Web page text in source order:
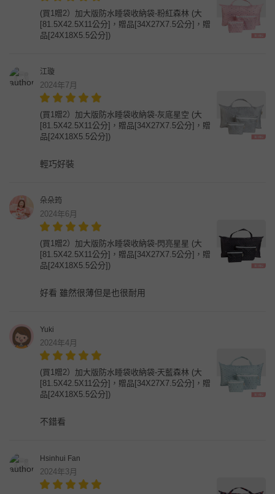
(買1贈2）加大版防水睡袋收納袋-粉紅森林 (大
[81.5X42.5X11公分]，贈品[34X27X7.5公分]，贈
品[24X18X5.5公分])
江璇
2024年7月
(買1贈2）加大版防水睡袋收納袋-灰底星空 (大
[81.5X42.5X11公分]，贈品[34X27X7.5公分]，贈
品[24X18X5.5公分])
輕巧好裝
朵朵筠
2024年6月
(買1贈2）加大版防水睡袋收納袋-閃亮星星 (大
[81.5X42.5X11公分]，贈品[34X27X7.5公分]，贈
品[24X18X5.5公分])
好看 雖然很薄但是也很耐用
Yuki
2024年4月
(買1贈2）加大版防水睡袋收納袋-天藍森林 (大
[81.5X42.5X11公分]，贈品[34X27X7.5公分]，贈
品[24X18X5.5公分])
不錯看
Hsinhui Fan
2024年3月